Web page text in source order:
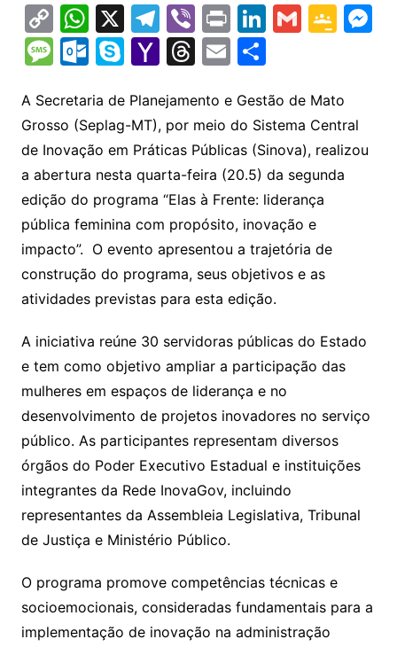
C
o
p
y
Li
n
k
W
h
at
s
A
p
p
X T
el
e
gr
a
m
Vi
b
er
Pr
in
t
Li
n
k
e
dI
n
G
l
G
gl
e
Cl
a
m
M
M
s
s
a
g
e
O
lo
o
k.
c
o
m
S
y
p
e
Y
h
o
o
M
ai
l
T
e
a
d
s
E
ai
l
S
ar
e
A Secretaria de Planejamento e Gestão de Mato
Grosso (Seplag-MT), por meio do Sistema Central
de Inovação em Práticas Públicas (Sinova), realizou
a abertura nesta quarta-feira (20.5) da segunda
edição do programa “Elas à Frente: liderança
pública feminina com propósito, inovação e
impacto”. O evento apresentou a trajetória de
construção do programa, seus objetivos e as
atividades previstas para esta edição.
A iniciativa reúne 30 servidoras públicas do Estado
e tem como objetivo ampliar a participação das
mulheres em espaços de liderança e no
desenvolvimento de projetos inovadores no serviço
público. As participantes representam diversos
órgãos do Poder Executivo Estadual e instituições
integrantes da Rede InovaGov, incluindo
representantes da Assembleia Legislativa, Tribunal
de Justiça e Ministério Público.
O programa promove competências técnicas e
socioemocionais, consideradas fundamentais para a
implementação de inovação na administração